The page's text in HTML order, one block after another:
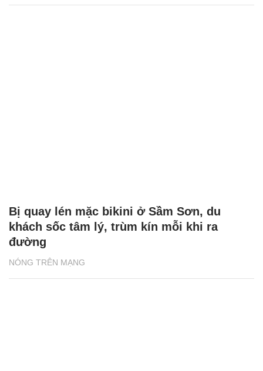
NÓNG TRÊN MẠNG
Bị quay lén mặc bikini ở Sầm Sơn, du
khách sốc tâm lý, trùm kín mỗi khi ra
đường